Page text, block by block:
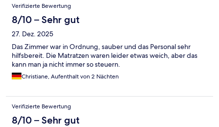
Verifizierte Bewertung
8/10 – Sehr gut
27. Dez. 2025
Das Zimmer war in Ordnung, sauber und das Personal sehr
hilfsbereit. Die Matratzen waren leider etwas weich, aber das
kann man ja nicht immer so steuern.
Christiane, Aufenthalt von 2 Nächten
Verifizierte Bewertung
8/10 – Sehr gut